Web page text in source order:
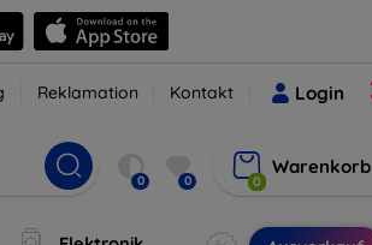
Reklamation Kontakt Login
0 0 0
Warenkorb